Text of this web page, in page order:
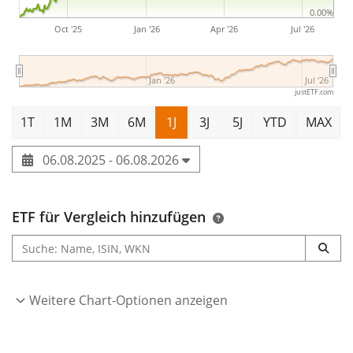
Oct '25 Jan '26 Apr '26 Jul '26
Jan '26 Jul '26
0.00%
justETF.com
1T 1M 3M 6M 1J 3J 5J YTD MAX
06.08.2025 - 06.08.2026
ETF für Vergleich hinzufügen
Weitere Chart-Optionen anzeigen